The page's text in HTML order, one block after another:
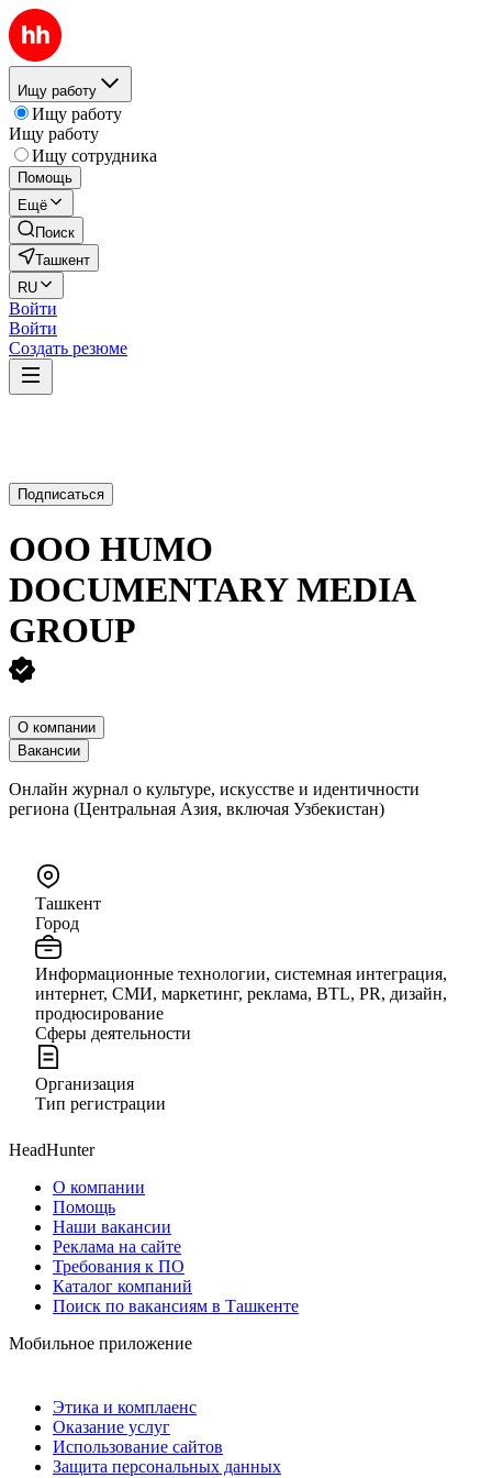
Ищу работу
Ищу работу
Ищу работу
Ищу сотрудника
Помощь
Ещё
Поиск
Ташкент
RU
Войти
Войти
Создать резюме
Подписаться
ООО HUMO
DOCUMENTARY MEDIA
GROUP
О компании
Вакансии
Онлайн журнал о культуре, искусстве и идентичности
региона (Центральная Азия, включая Узбекистан)
Ташкент
Город
Информационные технологии, системная интеграция,
интернет, СМИ, маркетинг, реклама, BTL, PR, дизайн,
продюсирование
Сферы деятельности
Организация
Тип регистрации
HeadHunter
О компании
Помощь
Наши вакансии
Реклама на сайте
Требования к ПО
Каталог компаний
Поиск по вакансиям в Ташкенте
Мобильное приложение
Этика и комплаенс
Оказание услуг
Использование сайтов
Защита персональных данных